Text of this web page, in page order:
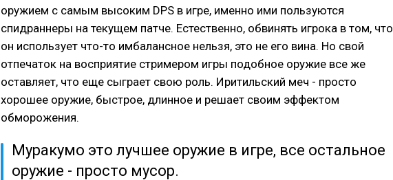
оружием с самым высоким DPS в игре, именно ими пользуются
спидраннеры на текущем патче. Естественно, обвинять игрока в том, что
он использует что-то имбалансное нельзя, это не его вина. Но свой
отпечаток на восприятие стримером игры подобное оружие все же
оставляет, что еще сыграет свою роль. Иритильский меч - просто
хорошее оружие, быстрое, длинное и решает своим эффектом
обморожения.
Муракумо это лучшее оружие в игре, все остальное
оружие - просто мусор.